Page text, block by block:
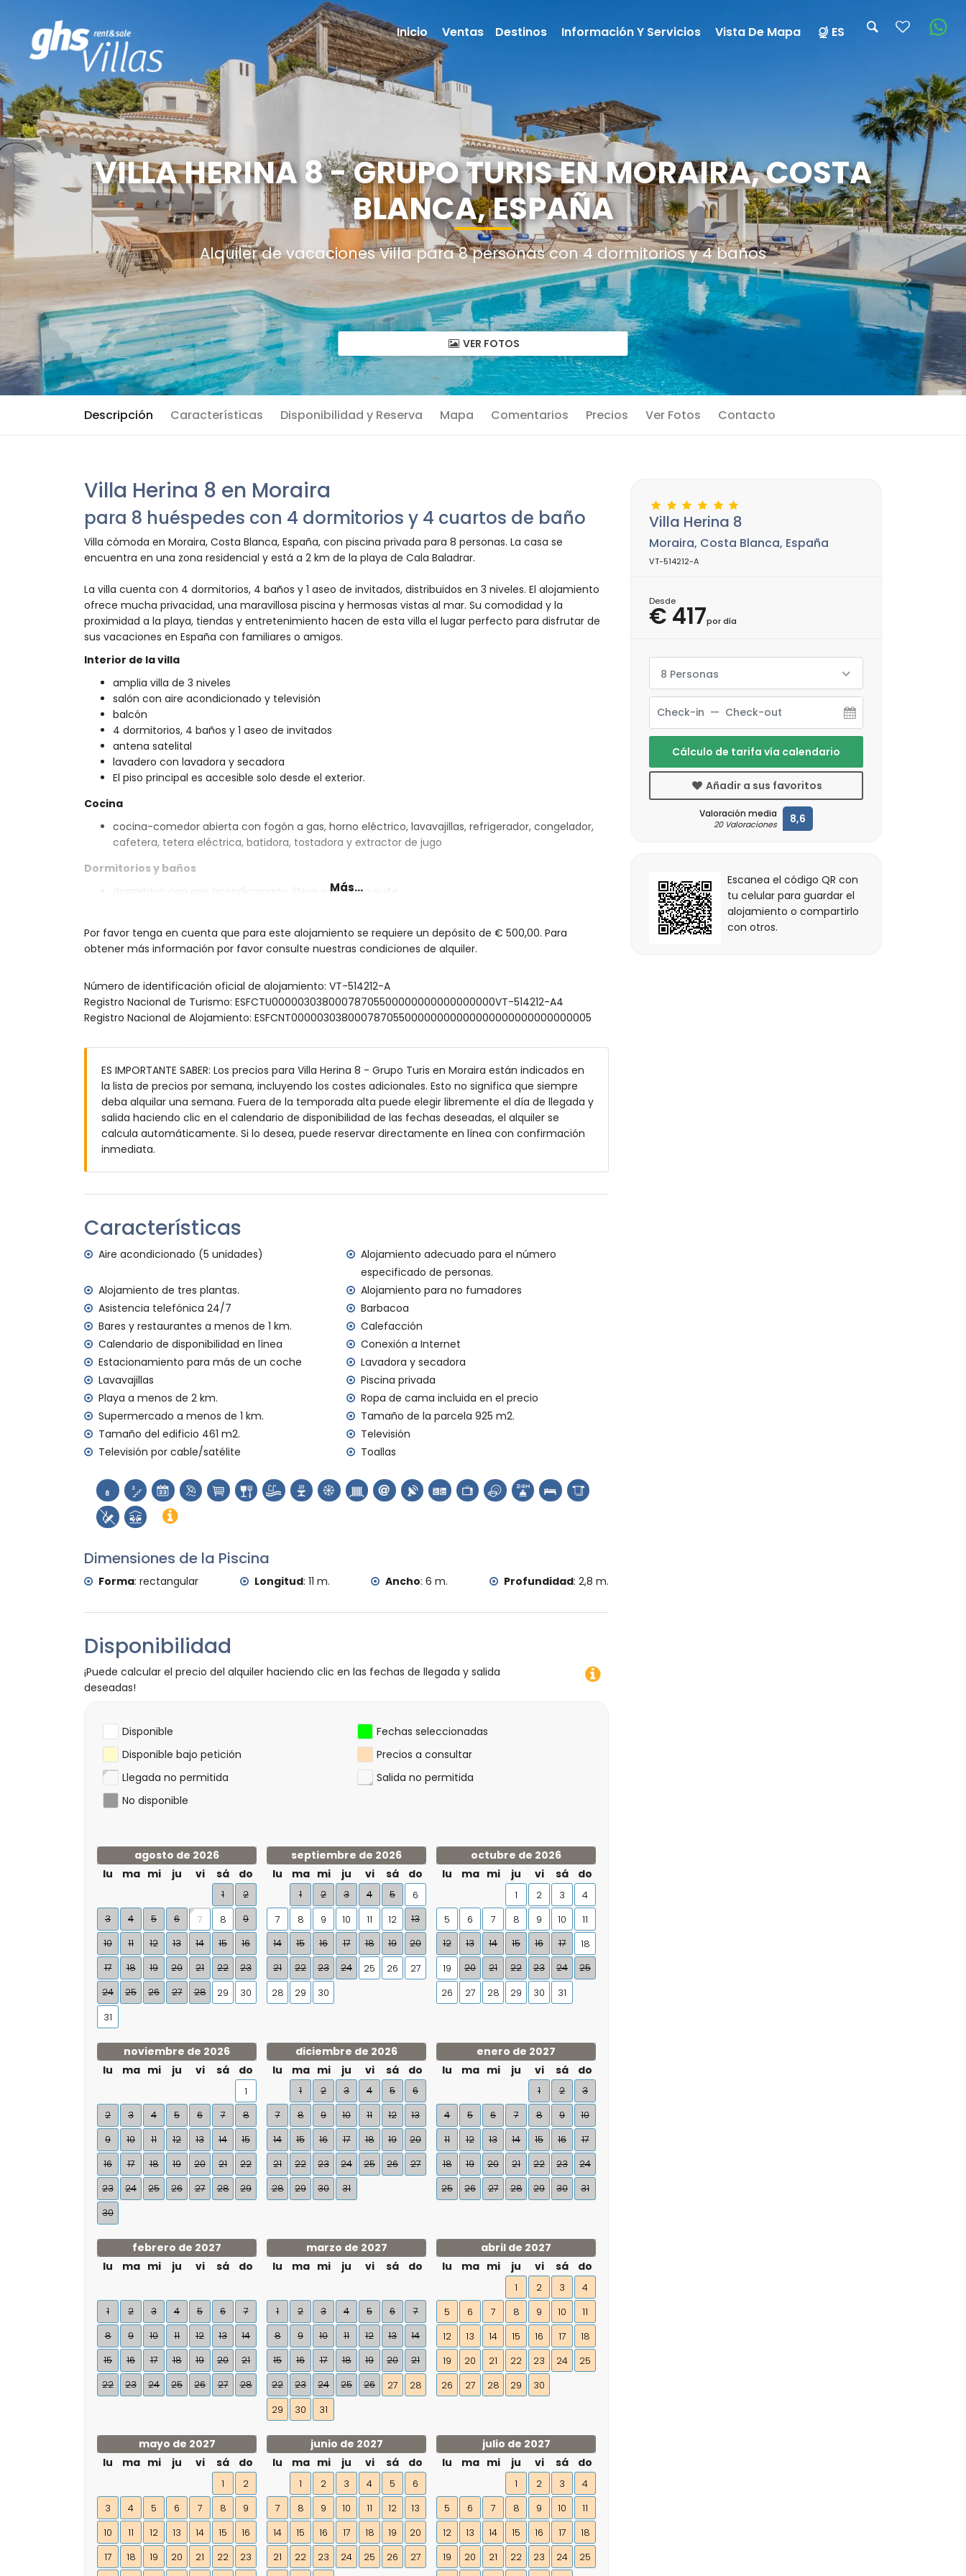
VILLA HERINA 8 - GRUPO TURIS EN MORAIRA, COSTA
BLANCA, ESPAÑA
Alquiler de vacaciones Villa para 8 personas con 4 dormitorios y 4 baños
VER FOTOS
Descripción Características Disponibilidad y Reserva Mapa Comentarios Precios Ver Fotos Contacto
Villa Herina 8 en Moraira
para 8 huéspedes con 4 dormitorios y 4 cuartos de baño
Villa cómoda en Moraira, Costa Blanca, España, con piscina privada para 8 personas. La casa se
encuentra en una zona residencial y está a 2 km de la playa de Cala Baladrar.
La villa cuenta con 4 dormitorios, 4 baños y 1 aseo de invitados, distribuidos en 3 niveles. El alojamiento
ofrece mucha privacidad, una maravillosa piscina y hermosas vistas al mar. Su comodidad y la
proximidad a la playa, tiendas y entretenimiento hacen de esta villa el lugar perfecto para disfrutar de
sus vacaciones en España con familiares o amigos.
Interior de la villa
amplia villa de 3 niveles
salón con aire acondicionado y televisión
balcón
4 dormitorios, 4 baños y 1 aseo de invitados
antena satelital
lavadero con lavadora y secadora
El piso principal es accesible solo desde el exterior.
Cocina
cocina-comedor abierta con fogón a gas, horno eléctrico, lavavajillas, refrigerador, congelador,
cafetera, tetera eléctrica, batidora, tostadora y extractor de jugo
Dormitorios y baños
dormitorio con aire acondicionado, litera y baño en suite
baño en suite con lavabo doble, bañera, ducha y aseo
2 baños en suite, cada uno con lavabo doble, ducha y aseo
Exterior de la villa
terreno cerrado
2 terrazas
barbacoa
ducha exterior
comedor exterior
2 plazas de garaje privadas
Más información
no se permite fumar
El alojamiento es muy adecuado para familias con niños
Instalaciones y servicios incluidos en el precio de alquiler de la villa
plancha y tabla de planchar
ropa de cama y toallas
servicio de emergencia 24 horas
Instalaciones y servicios con cargo adicional
calefacción y aire acondicionado
cuna para niños (bajo demanda)
Más...
Por favor tenga en cuenta que para este alojamiento se requiere un depósito de € 500,00. Para
obtener más información por favor consulte nuestras condiciones de alquiler.
Número de identificación oficial de alojamiento: VT-514212-A
Registro Nacional de Turismo: ESFCTU00000303800078705500000000000000000VT-514212-A4
Registro Nacional de Alojamiento: ESFCNT00000303800078705500000000000000000000000000005
ES IMPORTANTE SABER: Los precios para Villa Herina 8 - Grupo Turis en Moraira están indicados en
la lista de precios por semana, incluyendo los costes adicionales. Esto no significa que siempre
deba alquilar una semana. Fuera de la temporada alta puede elegir libremente el día de llegada y
salida haciendo clic en el calendario de disponibilidad de las fechas deseadas, el alquiler se
calcula automáticamente. Si lo desea, puede reservar directamente en línea con confirmación
inmediata.
Características
Aire acondicionado (5 unidades)
Alojamiento adecuado para el número
especificado de personas.
Alojamiento de tres plantas.
Alojamiento para no fumadores
Asistencia telefónica 24/7
Barbacoa
Bares y restaurantes a menos de 1 km.
Calefacción
Calendario de disponibilidad en línea
Conexión a Internet
Estacionamiento para más de un coche
Lavadora y secadora
Lavavajillas
Piscina privada
Playa a menos de 2 km.
Ropa de cama incluida en el precio
Supermercado a menos de 1 km.
Tamaño de la parcela 925 m2.
Tamaño del edificio 461 m2.
Televisión
Televisión por cable/satélite
Toallas
Dimensiones de la Piscina
Forma: rectangular Longitud: 11 m. Ancho:6 m. Profundidad: 2,8 m.
Disponibilidad
¡Puede calcular el precio del alquiler haciendo clic en las fechas de llegada y salida
deseadas!
Disponible
Fechas seleccionadas
Disponible bajo petición
Precios a consultar
Llegada no permitida
Salida no permitida
No disponible
agosto de 2026
lu
ma mi ju vi sá do
1
2
3
4 5 6 7 8
9
10
11 12 13 14 15
16
17
18 19 20 21 22
23
24
25 26 27 28 29
30
31
septiembre de 2026
lu
ma mi ju vi sá do
1 2 3 4 5
6
7
8 9 10 11 12
13
14
15 16 17 18 19
20
21
22 23 24 25 26
27
28
29 30
octubre de 2026
lu
ma mi ju vi sá do
1 2 3
4
5
6 7 8 9 10
11
12
13 14 15 16 17
18
19
20 21 22 23 24 25
26 27 28 29 30 31
noviembre de 2026
lu
ma mi ju vi sá do
1
2
3 4 5 6 7
8
9
10 11 12 13 14
15
16
17 18 19 20 21
22
23
24 25 26 27 28
29
30
diciembre de 2026
lu
ma mi ju vi sá do
1 2 3 4 5
6
7
8 9 10 11 12
13
14
15 16 17 18 19
20
21
22 23 24 25 26
27
28
29 30 31
enero de 2027
lu
ma mi ju vi sá do
1 2
3
4
5 6 7 8 9
10
11
12 13 14 15 16
17
18
19 20 21 22 23
24
25
26 27 28 29 30 31
febrero de 2027
lu
ma mi ju vi sá do
1 2 3 4 5 6
7
8
9 10 11 12 13
14
15
16 17 18 19 20
21
22
23 24 25 26 27 28
marzo de 2027
lu
ma mi ju vi sá do
1 2 3 4 5 6
7
8
9 10 11 12 13
14
15
16 17 18 19 20
21
22
23 24 25 26 27
28
29
30 31
abril de 2027
lu
ma mi ju vi sá do
1 2 3
4
5
6 7 8 9 10
11
12
13 14 15 16 17
18
19
20 21 22 23 24
25
26
27 28 29 30
mayo de 2027
lu
ma mi ju vi sá do
1
2
3
4 5 6 7 8
9
10
11 12 13 14 15
16
17
18 19 20 21 22
23
junio de 2027
lu
ma mi ju vi sá do
1 2 3 4 5
6
7
8 9 10 11 12
13
14
15 16 17 18 19
20
21
22 23 24 25 26
27
julio de 2027
lu
ma mi ju vi sá do
1 2 3
4
5
6 7 8 9 10
11
12
13 14 15 16 17
18
19
20 21 22 23 24
25
Villa Herina 8
Moraira, Costa Blanca, España
VT-514212-A
Desde
€ 417por día
8 Personas
Cálculo de tarifa vía calendario
Añadir a sus favoritos
Valoración media
20 Valoraciones 8,6
Escanea el código QR con
tu celular para guardar el
alojamiento o compartirlo
con otros.
Inicio Ventas Destinos Información Y Servicios Vista De Mapa ES